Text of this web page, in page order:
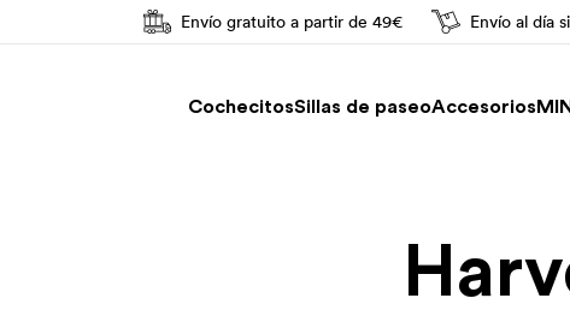
Envío gratuito a partir de 49€ Envío al día
Cochecitos
Conducción fácil
Sillas de paseoAccesorios